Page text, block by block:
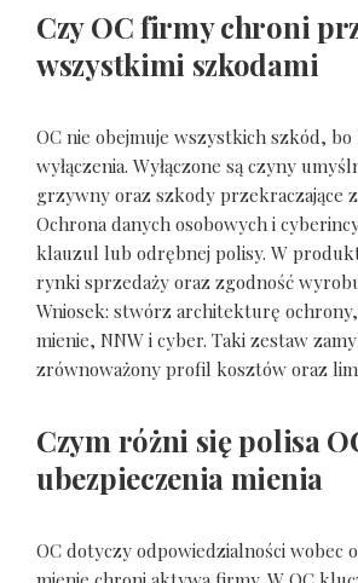
Czy OC firmy chroni
wszystkimi szkodami
OC nie obejmuje wszystkich szkód, bo
wyłączenia. Wyłączone są czyny
grzywny oraz szkody przekraczające
Ochrona danych osobowych i
klauzul lub odrębnej polisy. W
rynki sprzedaży oraz zgodność
Wniosek: stwórz architekturę ochrony,
mienie, NNW i cyber. Taki zestaw
zrównoważony profil kosztów oraz
Czym różni się polisa
ubezpieczenia mienia
OC dotyczy odpowiedzialności wobec